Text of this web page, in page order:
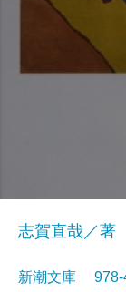
志賀直哉／著
新潮文庫